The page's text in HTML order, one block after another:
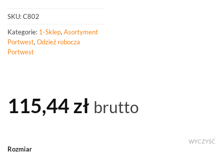
SKU:C802
Kategorie: 1-Sklep, Asortyment
Portwest, Odzież robocza
Portwest
115,44zł brutto
Rozmiar
WYCZYŚĆ